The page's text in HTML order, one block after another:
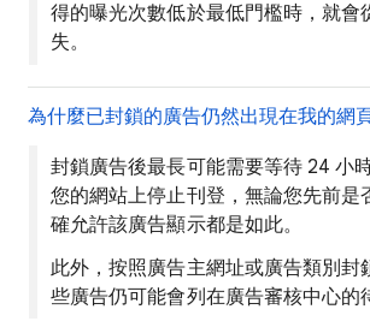
得的曝光次數低於最低門檻時，就會
失。
為什麼已封鎖的廣告仍然出現在我的網
封鎖廣告後最長可能需要等待 24 小
您的網站上停止刊登，無論您先前是
確允許該廣告顯示都是如此。
此外，按照廣告主網址或廣告類別封
些廣告仍可能會列在廣告審核中心的